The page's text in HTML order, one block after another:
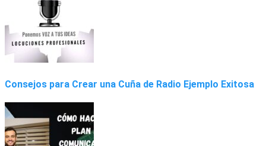
Consejos para Crear una Cuña de Radio Ejemplo Exitosa